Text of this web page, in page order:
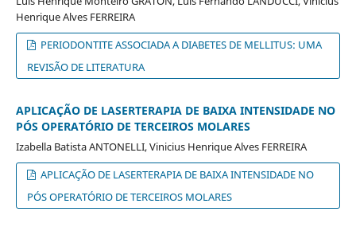
Henrique Alves FERREIRA
PERIODONTITE ASSOCIADA A DIABETES DE MELLITUS: UMA
REVISÃO DE LITERATURA
APLICAÇÃO DE LASERTERAPIA DE BAIXA INTENSIDADE NO
PÓS OPERATÓRIO DE TERCEIROS MOLARES
Izabella Batista ANTONELLI, Vinicius Henrique Alves FERREIRA
APLICAÇÃO DE LASERTERAPIA DE BAIXA INTENSIDADE NO
PÓS OPERATÓRIO DE TERCEIROS MOLARES